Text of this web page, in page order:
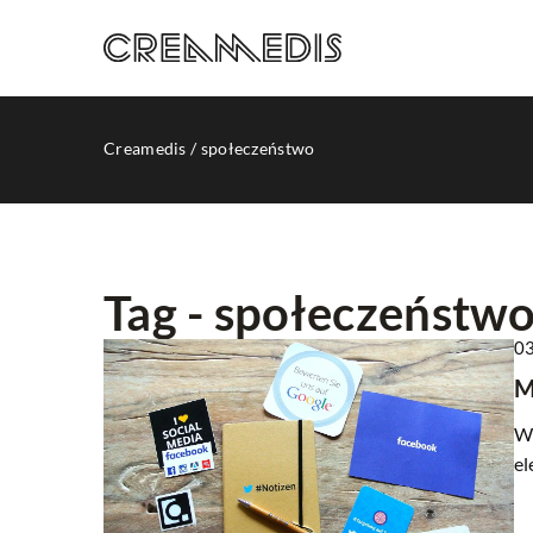
Creamedis /społeczeństwo
Tag - społeczeństwo
INNE